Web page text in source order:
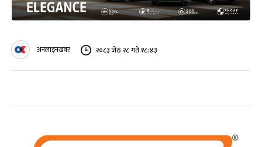
अनलाइनखबर २०८३ जेठ २८ गते १८:४३